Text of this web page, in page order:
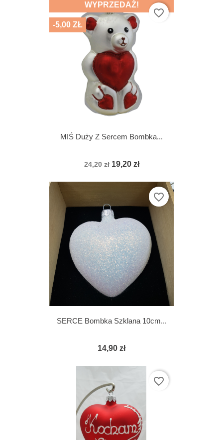
MIŚ Duży Z Sercem Bombka...
24,20 zł 19,20 zł
WYPRZEDAŻ!
-5,00 ZŁ
favorite_border
SERCE Bombka Szklana 10cm...
14,90 zł
favorite_border
favorite_border